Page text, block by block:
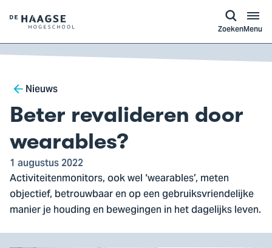
Logo
van
De
Hogeschool,
ga
naar
de
homepagina
ZoekenMenu
Breadcrumb
Nieuws
Beter revalideren door
wearables?
1 augustus 2022
Activiteitenmonitors, ook wel ‘wearables’, meten
objectief, betrouwbaar en op een gebruiksvriendelijke
manier je houding en bewegingen in het dagelijks leven.